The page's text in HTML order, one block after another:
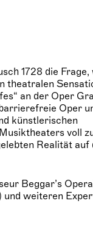
1728 die Frage,
theatralen
an der Oper
Oper
künstlerischen
voll
Realität auf
Beggar’s
weiteren